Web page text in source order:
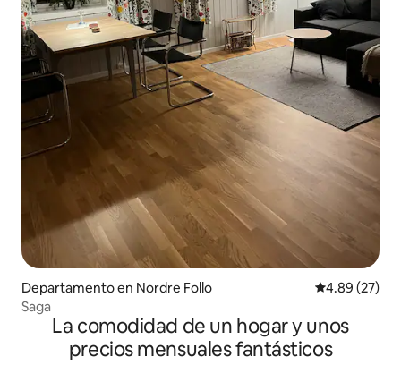
Departamento en Nordre Follo Calificación
4.89 (27)
Saga
La comodidad de un hogar y unos
precios mensuales fantásticos